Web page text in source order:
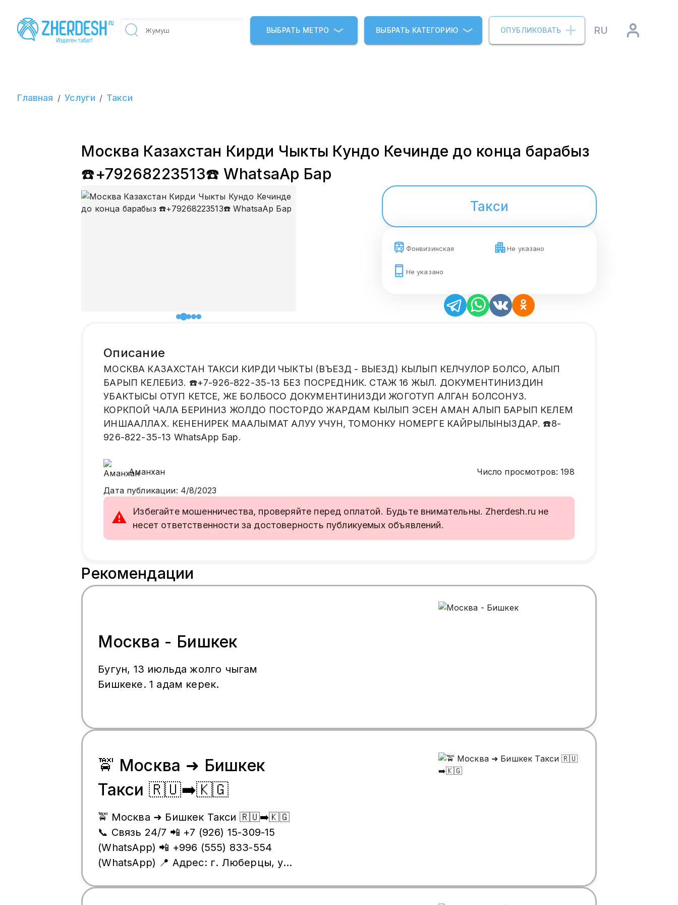
ВЫБРАТЬ МЕТРО ВЫБРАТЬ КАТЕГОРИЮ ОПУБЛИКОВАТЬ RU
Главная / Услуги / Такси
Москва Казахстан Кирди Чыкты Кундо Кечинде до конца барабыз
☎️+79268223513☎️ WhatsaAp Бар
Такси
Фонвизинская Не указано
Не указано
Описание
МОСКВА КАЗАХСТАН ТАКСИ КИРДИ ЧЫКТЫ (ВЪЕЗД - ВЫЕЗД) КЫЛЫП КЕЛЧУЛОР БОЛСО, АЛЫП
БАРЫП КЕЛЕБИЗ. ☎️+7-926-822-35-13 БЕЗ ПОСРЕДНИК. СТАЖ 16 ЖЫЛ. ДОКУМЕНТИНИЗДИН
УБАКТЫСЫ ОТУП КЕТСЕ, ЖЕ БОЛБОСО ДОКУМЕНТИНИЗДИ ЖОГОТУП АЛГАН БОЛСОНУЗ.
КОРКПОЙ ЧАЛА БЕРИНИЗ ЖОЛДО ПОСТОРДО ЖАРДАМ КЫЛЫП ЭСЕН АМАН АЛЫП БАРЫП КЕЛЕМ
ИНШААЛЛАХ. КЕНЕНИРЕК МААЛЫМАТ АЛУУ УЧУН, ТОМОНКУ НОМЕРГЕ КАЙРЫЛЫНЫЗДАР. ☎️8-
926-822-35-13 WhatsApp Бар.
Аманхан Число просмотров:198
Дата публикации: 4/8/2023
⚠
Избегайте мошенничества, проверяйте перед оплатой. Будьте внимательны. Zherdesh.ru не
несет ответственности за достоверность публикуемых объявлений.
Рекомендации
Москва - Бишкек
Бугун, 13 июльда жолго чыгам
Бишкеке. 1 адам керек.
🚖 Москва ➜ Бишкек
Такси 🇷🇺➡️🇰🇬
🚖 Москва ➜ Бишкек Такси 🇷🇺➡️🇰🇬
📞 Связь 24/7 📲 +7 (926) 15-309-15
(WhatsApp) 📲 +996 (555) 833-554
(WhatsApp) 📍 Адрес: г. Люберцы, ул.